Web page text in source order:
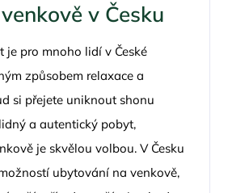
v Česku
je pro mnoho lidí v České
způsobem relaxace a
si přejete uniknout shonu
a autentický pobyt,
je skvělou volbou. V Česku
ubytování na venkově,